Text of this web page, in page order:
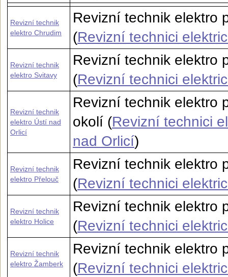
Revizní technik
elektro Chrudim
Revizní technik elektro
(Revizní technici
Revizní technik
elektro Svitavy
Revizní technik elektro
(Revizní technici
Revizní technik
elektro Ústí nad
Orlicí
Revizní technik elektro
okolí (Revizní technici
nad Orlicí)
Revizní technik
elektro Přelouč
Revizní technik elektro
(Revizní technici
Revizní technik
elektro Holice
Revizní technik elektro
(Revizní technici
Revizní technik
elektro Žamberk
Revizní technik elektro
(Revizní technici